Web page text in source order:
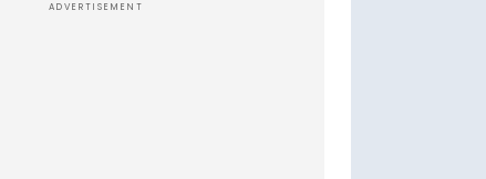
ADVERTISEMENT